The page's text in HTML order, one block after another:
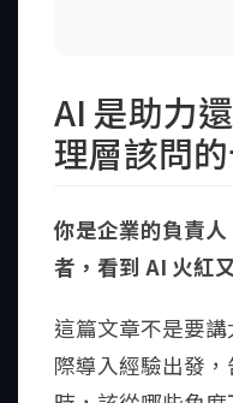
AI 是助力
理層該問
你是企業的負責
者，看到 AI 火紅
這篇文章不是要
際導入經驗出發